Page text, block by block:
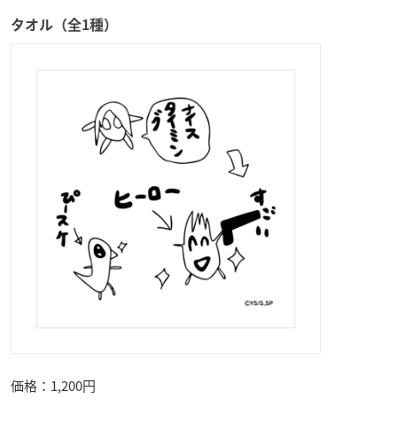
タオル（全1種）
価格：1,200円